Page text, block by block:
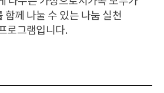
함께 나눌 수 있는 나눔 실천
로그램입니다.